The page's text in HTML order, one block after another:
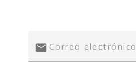
mail Correo electrónico